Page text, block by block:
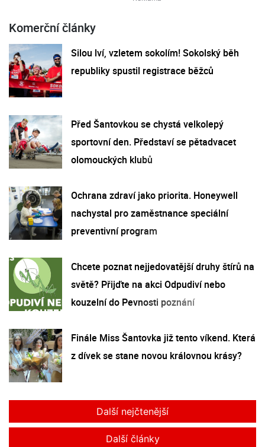
Komerční články
Silou lví, vzletem sokolím! Sokolský běh
republiky spustil registrace běžců
Před Šantovkou se chystá velkolepý
sportovní den. Představí se pětadvacet
olomouckých klubů
Ochrana zdraví jako priorita. Honeywell
nachystal pro zaměstnance speciální
preventivní program
Chcete poznat nejjedovatější druhy štírů na
světě? Přijďte na akci Odpudiví nebo
kouzelní do Pevnosti poznání
Finále Miss Šantovka již tento víkend. Která
z dívek se stane novou královnou krásy?
Další nejčtenější
Další články